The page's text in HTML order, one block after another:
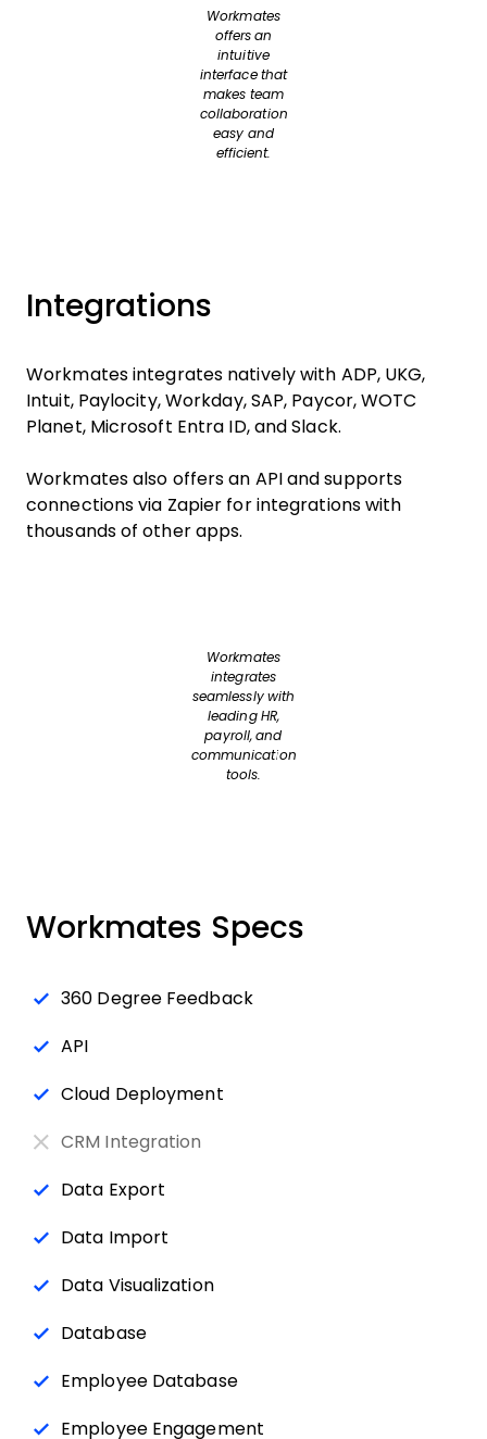
Workmates
offers an
intuitive
interface that
makes team
collaboration
easy and
efficient.
Integrations
Workmates integrates natively with ADP, UKG,
Intuit, Paylocity, Workday, SAP, Paycor, WOTC
Planet, Microsoft Entra ID, and Slack.
Workmates also offers an API and supports
connections via Zapier for integrations with
thousands of other apps.
Workmates
integrates
seamlessly with
leading HR,
payroll, and
communication
tools.
Workmates Specs
360 Degree Feedback
API
Cloud Deployment
CRM Integration
Data Export
Data Import
Data Visualization
Database
Employee Database
Employee Engagement